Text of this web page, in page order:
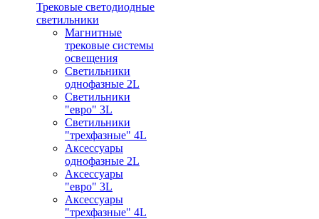
Трековые светодиодные
светильники
Магнитные
трековые системы
освещения
Светильники
однофазные 2L
Светильники
"евро" 3L
Светильники
"трехфазные" 4L
Аксессуары
однофазные 2L
Аксессуары
"евро" 3L
Аксессуары
"трехфазные" 4L